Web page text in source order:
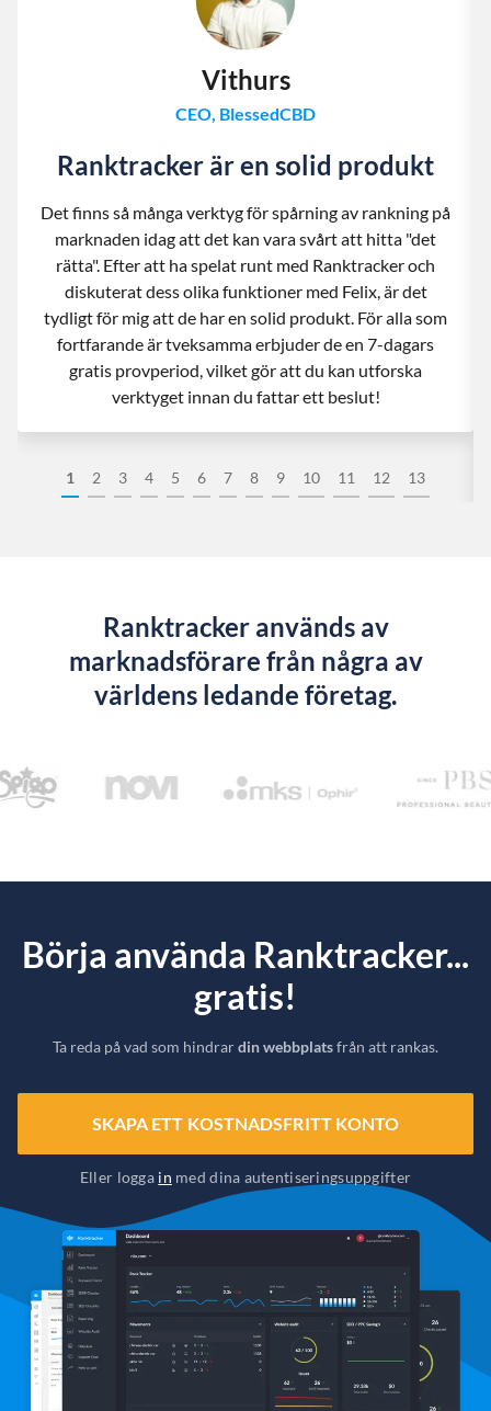
1 2 3 4 5 6 7 8 9 10 11 12 13
Vithurs
CEO, BlessedCBD
Ranktracker är en solid produkt
Det finns så många verktyg för spårning av rankning på
marknaden idag att det kan vara svårt att hitta "det
rätta". Efter att ha spelat runt med Ranktracker och
diskuterat dess olika funktioner med Felix, är det
tydligt för mig att de har en solid produkt. För alla som
fortfarande är tveksamma erbjuder de en 7-dagars
gratis provperiod, vilket gör att du kan utforska
verktyget innan du fattar ett beslut!
Ranktracker används av
marknadsförare från några av
världens ledande företag.
Börja använda Ranktracker...
gratis!
Ta reda på vad som hindrardin webbplatsfrån att rankas.
SKAPA ETT KOSTNADSFRITT KONTO
Eller logga in med dina autentiseringsuppgifter